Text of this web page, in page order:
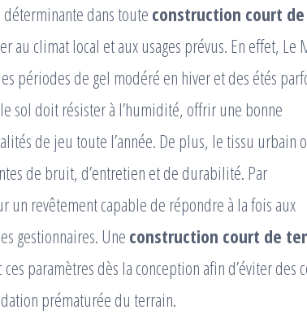
déterminante dans toute construction court de
au climat local et aux usages prévus. En effet, Le
périodes de gel modéré en hiver et des étés
sol doit résister à l’humidité, offrir une bonne
de jeu toute l’année. De plus, le tissu urbain
de bruit, d’entretien et de durabilité. Par
un revêtement capable de répondre à la fois aux
gestionnaires. Une construction court de
paramètres dès la conception afin d’éviter des
prématurée du terrain.